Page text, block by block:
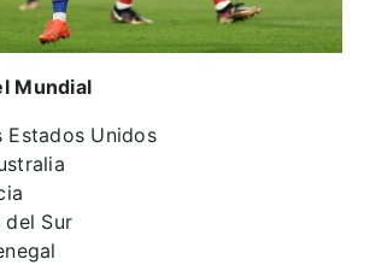
Mundial
Estados Unidos
del Sur